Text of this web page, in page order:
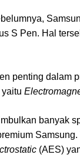
S Pen. Hal
penting dalam
banyak
(AES)